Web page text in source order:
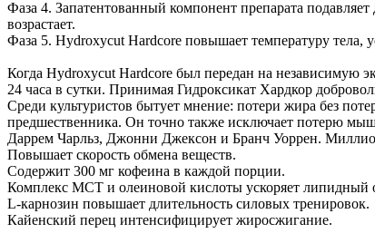
Фаза 4. Запатентованный компонент препарата
возрастает.
Фаза 5. Hydroxycut Hardcore повышает температуру
Когда Hydroxycut Hardcore был передан на независимую
24 часа в сутки. Принимая Гидроксикат Хардкор
Среди культуристов бытует мнение: потери жира без
предшественника. Он точно также исключает потерю
Даррем Чарльз, Джонни Джексон и Бранч Уоррен.
Повышает скорость обмена веществ.
Содержит 300 мг кофеина в каждой порции.
Комплекс МСТ и олеиновой кислоты ускоряет липидный
L-карнозин повышает длительность силовых тренировок.
Кайенский перец интенсифицирует жиросжигание.